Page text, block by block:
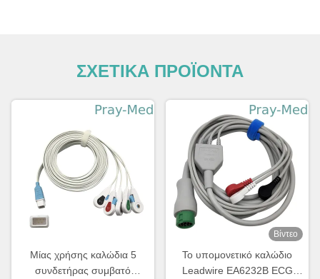
ΣΧΕΤΙΚΑ ΠΡΟΪΟΝΤΑ
Μίας χρήσης καλώδια 5
συνδετήρας συμβατό
Βίντεο
Το υπομονετικό καλώδιο
Leadwire EA6232B ECG